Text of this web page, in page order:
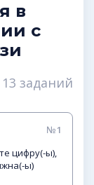
в
с
13 заданий
№1
цифру(-ы),
ы)